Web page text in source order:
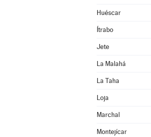
Huéscar
Ítrabo
Jete
La Malahá
La Taha
Loja
Marchal
Montejícar